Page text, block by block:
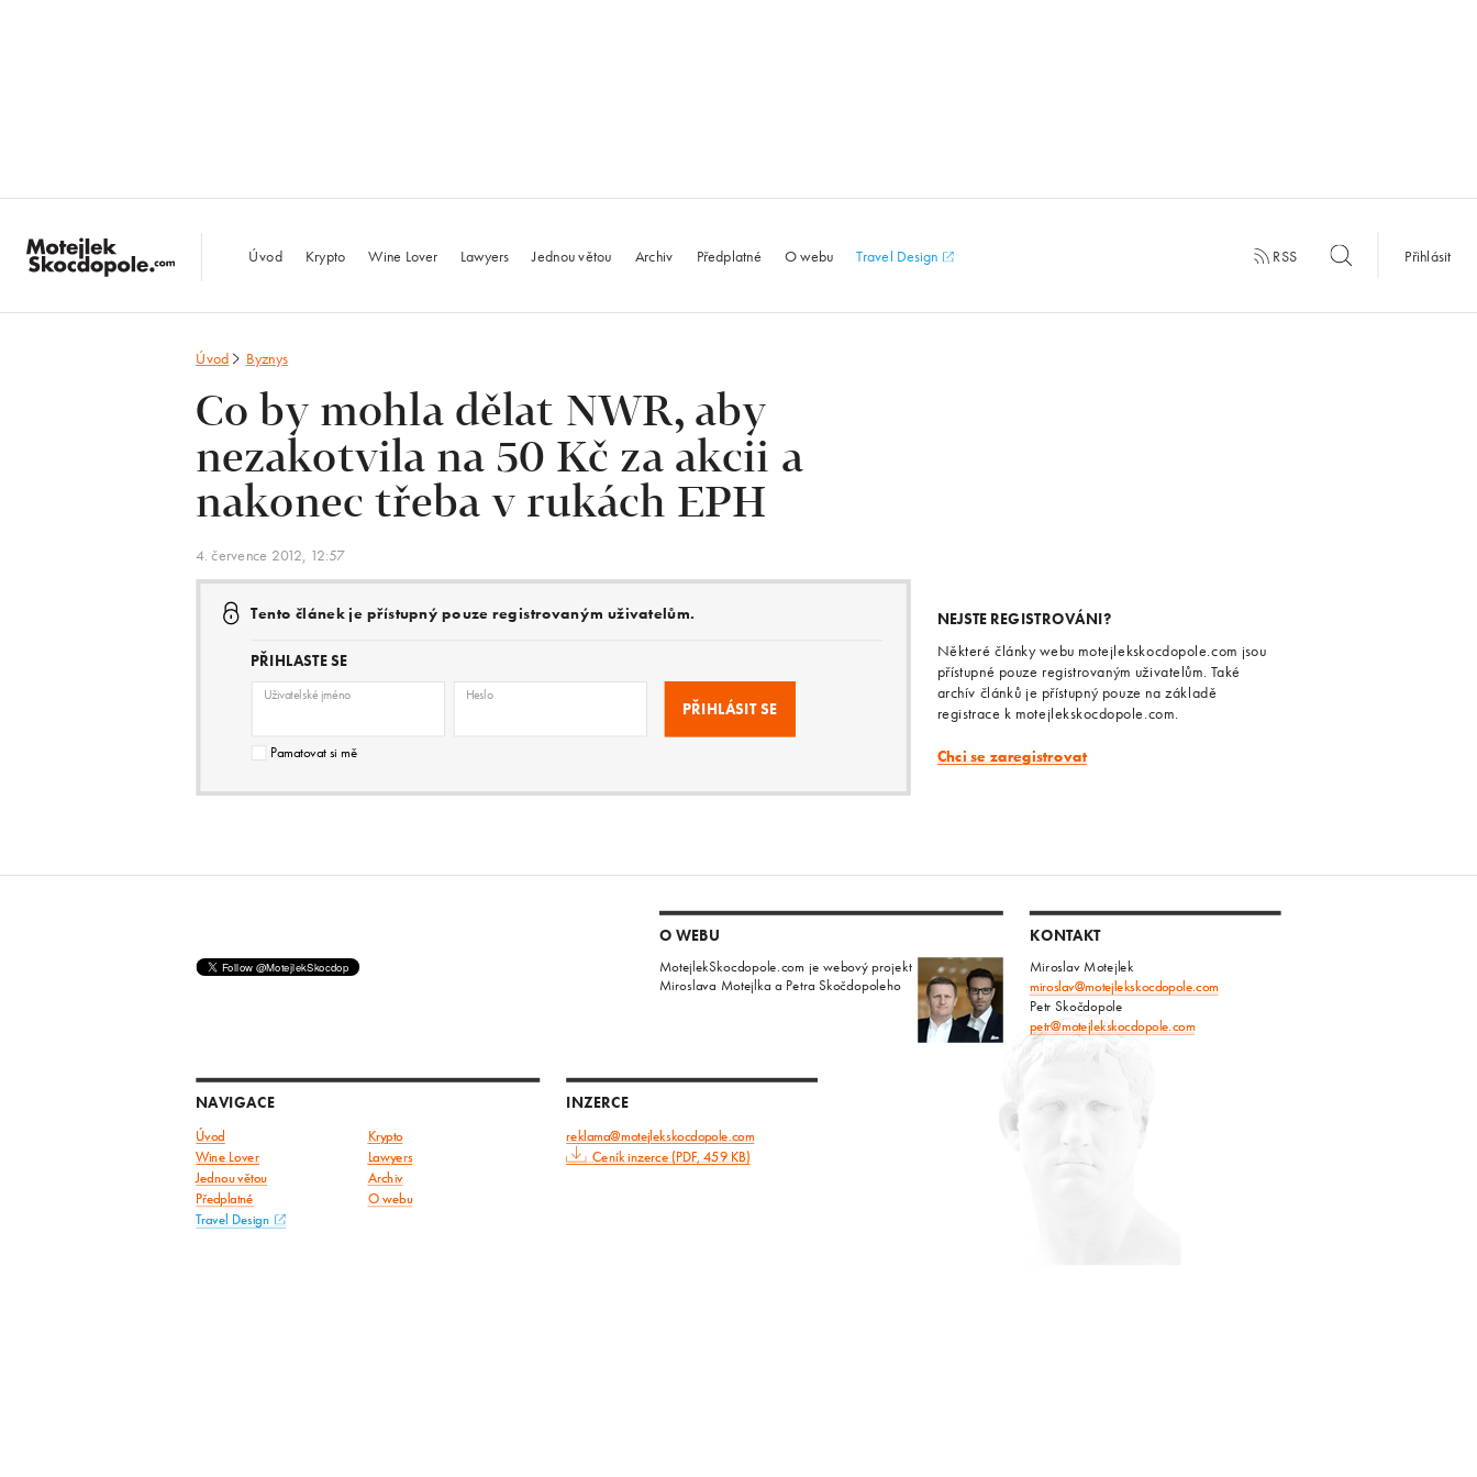
MotejlekSkocdopole.com
Úvod Krypto Wine Lover Lawyers Jednou větou Archiv Předplatné O webu Travel Design RSS Přihlásit
Úvod Byznys
Co by mohla dělat NWR, aby
nezakotvila na 50 Kč za akcii a
nakonec třeba v rukách EPH
4. července 2012, 12:57
Tento článek je přístupný pouze registrovaným uživatelům.
PŘIHLASTE SE
Uživatelské jméno Heslo
Pamatovat si mě
NEJSTE REGISTROVÁNI?
Některé články webu motejlekskocdopole.com jsou
přístupné pouze registrovaným uživatelům. Také
archív článků je přístupný pouze na základě
registrace k motejlekskocdopole.com.
Chci se zaregistrovat
O WEBU
MotejlekSkocdopole.com je webový projekt
Miroslava Motejlka a Petra Skočdopoleho
KONTAKT
Miroslav Motejlek
miroslav@motejlekskocdopole.com
Petr Skočdopole
petr@motejlekskocdopole.com
NAVIGACE
Úvod Krypto
Wine Lover
Lawyers
Jednou větou
Archiv
Předplatné O webu
Travel Design
INZERCE
reklama@motejlekskocdopole.com
Ceník inzerce (PDF, 459 KB)